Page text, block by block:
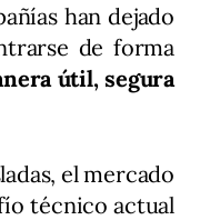
han dejado
de forma
útil, segura
el mercado
técnico actual